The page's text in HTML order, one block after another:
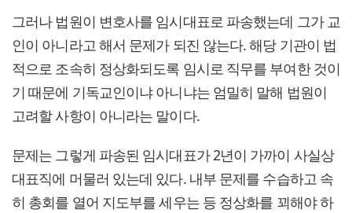
그러나 법원이 변호사를 임시대표로 파송했는데 그가 교
인이 아니라고 해서 문제가 되진 않는다. 해당 기관이 법
적으로 조속히 정상화되도록 임시로 직무를 부여한 것이
기 때문에 기독교인이냐 아니냐는 엄밀히 말해 법원이
고려할 사항이 아니라는 말이다.
문제는 그렇게 파송된 임시대표가 2년이 가까이 사실상
대표직에 머물러 있는데 있다. 내부 문제를 수습하고 속
히 총회를 열어 지도부를 세우는 등 정상화를 꾀해야 하